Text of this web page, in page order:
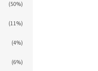
(50%)
(11%)
(4%)
(6%)